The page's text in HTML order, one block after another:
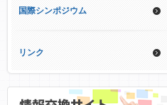
国際シンポジウム
リンク